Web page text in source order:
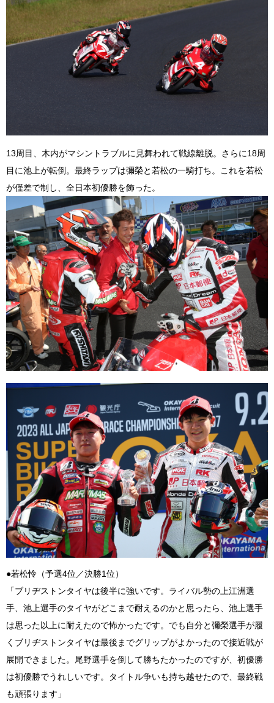
13周目、木内がマシントラブルに見舞われて戦線離脱。さらに18周
目に池上が転倒。最終ラップは彌榮と若松の一騎打ち。これを若松
が僅差で制し、全日本初優勝を飾った。
●若松怜（予選4位／決勝1位）
「ブリヂストンタイヤは後半に強いです。ライバル勢の上江洲選
手、池上選手のタイヤがどこまで耐えるのかと思ったら、池上選手
は思った以上に耐えたので怖かったです。でも自分と彌榮選手が履
くブリヂストンタイヤは最後までグリップがよかったので接近戦が
展開できました。尾野選手を倒して勝ちたかったのですが、初優勝
は初優勝でうれしいです。タイトル争いも持ち越せたので、最終戦
も頑張ります」